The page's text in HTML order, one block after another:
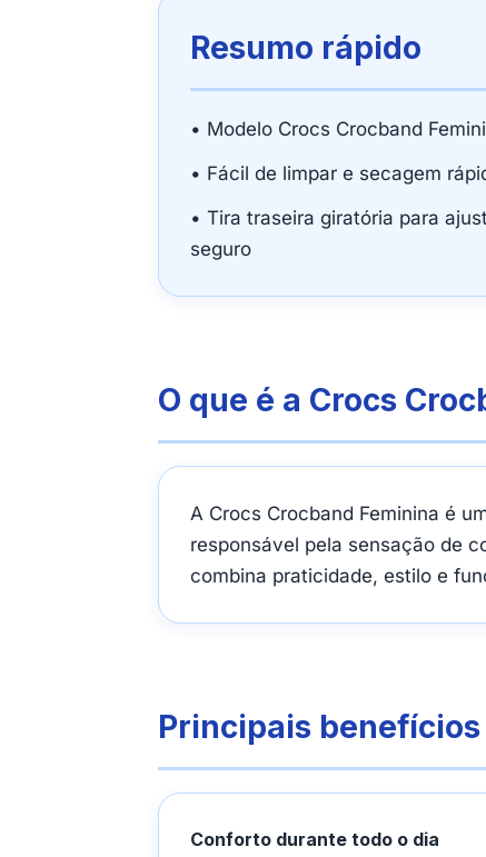
Resumo rápido
• Modelo Crocs Crocband
• Fácil de limpar e secagem
• Tira traseira giratória para
seguro
O que é a Crocs
A Crocs Crocband Feminina é
responsável pela sensação de
combina praticidade, estilo e
Principais benefícios
Conforto durante todo o dia